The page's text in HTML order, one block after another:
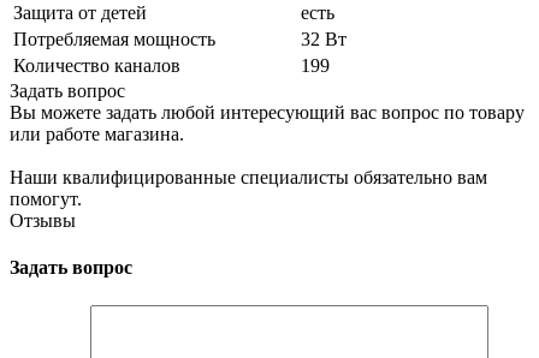
Защита от детей
есть
Потребляемая мощность
32 Вт
Количество каналов
199
Задать вопрос
Вы можете задать любой интересующий вас вопрос по товару
или работе магазина.
Наши квалифицированные специалисты обязательно вам
помогут.
Отзывы
Задать вопрос